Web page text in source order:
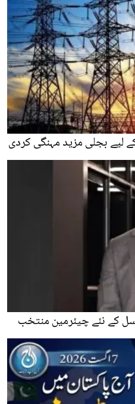
لیے بجلی مزید مہنگی کردی
کے نئے چیئرمین منتخب